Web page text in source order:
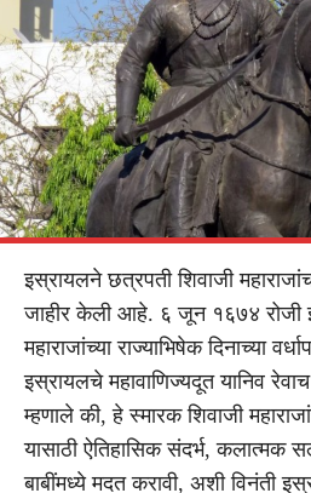
इस्रायलने छत्रपती शिवाजी
जाहीर केली आहे. ६ जून १६७४ रोजी
महाराजांच्या राज्याभिषेक दिनाच्या
इस्रायलचे महावाणिज्यदूत यानिव
म्हणाले की, हे स्मारक शिवाजी
यासाठी ऐतिहासिक संदर्भ, कलात्मक
बाबींमध्ये मदत करावी, अशी विनंती